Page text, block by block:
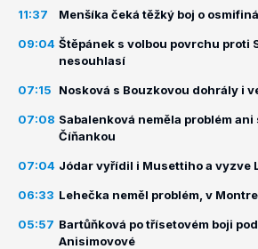
11:37 Menšíka čeká těžký boj o
09:04 Štěpánek s volbou povrchu proti
nesouhlasí
07:15 Nosková s Bouzkovou dohrály i
07:08 Sabalenková neměla problém ani
Číňankou
07:04 Jódar vyřídil i Musettiho a vyzve
06:33 Lehečka neměl problém, v
05:57 Bartůňková po třísetovém boji
Anisimovové